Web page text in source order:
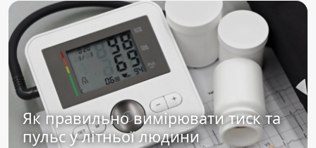
Як правильно вимірювати тиск та
пульс у літньої людини